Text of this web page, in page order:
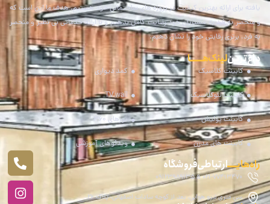
یافته برای ارائه بهترین کیفیت در پروژه های ساختمانی خود هستیم. هدف ما این است که
و منحصر به فرد به مشتریان خود رضایت کامل بدهیم و با ارائه خدماتی بی نظیر و منحصر
به فرد، برتری رقابتی خود را نشان دهیم.
داغ‌ترینلینک هـــــا
کابینت کلاسیک
کابینت نئوکلاسیک
کابینت پولیش
کابینت های مدرن
کمد دیواری
TV wall
تورهای 360
ویدئوهای آموزشی
راه‌هایــــارتباطی فروشگاه
021-77413470 & 09123989135
سی متری نیرو هوایی، بعد از کوچه سادات اصفهانی، پلاک 26